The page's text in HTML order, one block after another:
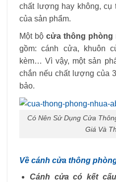
chất lượng hay không, cụ
của sản phẩm.
Một bộ cửa thông phòng
gồm: cánh cửa, khuôn
kèm… Vì vậy, một sản
chắn nếu chất lượng của
bảo.
Có Nên Sử Dụng Cửa
Giá Và
Về cánh cửa thông
Cánh cửa có kết